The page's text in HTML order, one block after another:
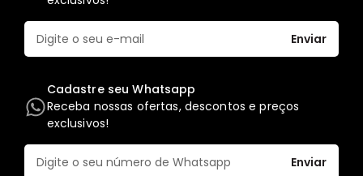
CROSS
Originais
Montadoras
Honda
Enviar
Cadastre seu Whatsapp
Receba nossas ofertas, descontos e preços
exclusivos!
Enviar